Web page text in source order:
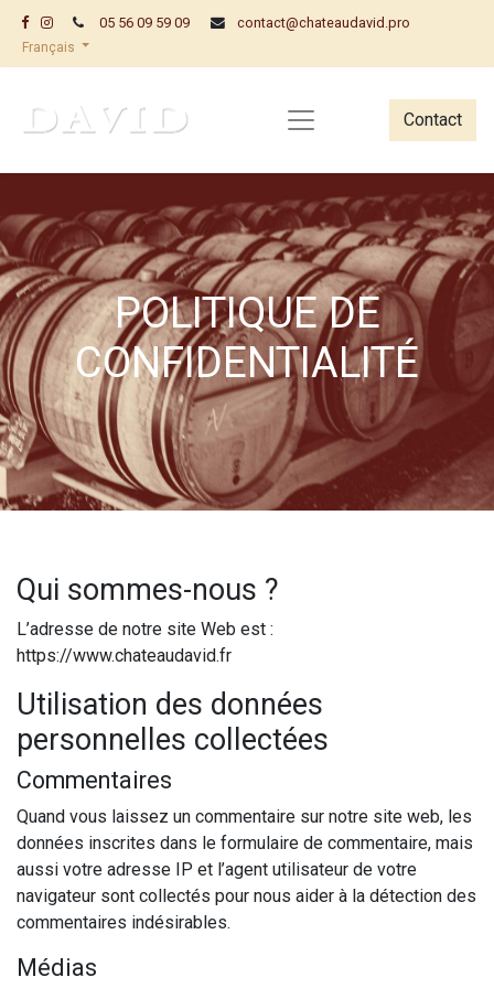
05 56 09 59 09 contact@chateaudavid.pro
Français
Contact
POLITIQUE DE
CONFIDENTIALITÉ
Qui sommes-nous ?
L’adresse de notre site Web est :
https://www.chateaudavid.fr
Utilisation des données
personnelles collectées
Commentaires
Quand vous laissez un commentaire sur notre site web, les
données inscrites dans le formulaire de commentaire, mais
aussi votre adresse IP et l’agent utilisateur de votre
navigateur sont collectés pour nous aider à la détection des
commentaires indésirables.
Médias